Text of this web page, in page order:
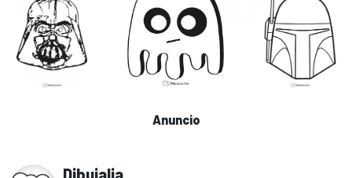
Anuncio
Dibujalia